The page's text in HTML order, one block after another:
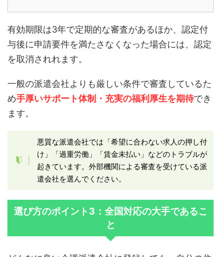
有効期限は3年で定期的な審査があるほか、認定付
与後に申請要件を満たさなくなった場合には、認定
を取消されれます。
一般の派遣会社よりも厳しい条件で審査しているた
め手厚いサポート体制・充実の福利厚生を期待でき
ます。
悪質な派遣会社では「希望に合わない求人の押し付
け」「過重労働」「賃金未払い」などのトラブルが
起きています。外部機関による審査を受けている派
遣会社を選んでください。
選び方のポイント3：全国対応の大手であるこ
と